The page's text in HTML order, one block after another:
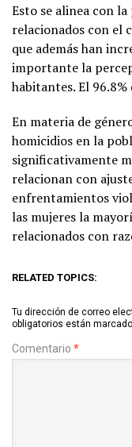
Esto se alinea con
relacionados con el
que además han
importante la
habitantes. El
En materia de
homicidios en la
significativamente
relacionan con
enfrentamientos
las mujeres la
relacionados con
RELATED TOPICS:
Tu dirección de correo
obligatorios están
Comentario *